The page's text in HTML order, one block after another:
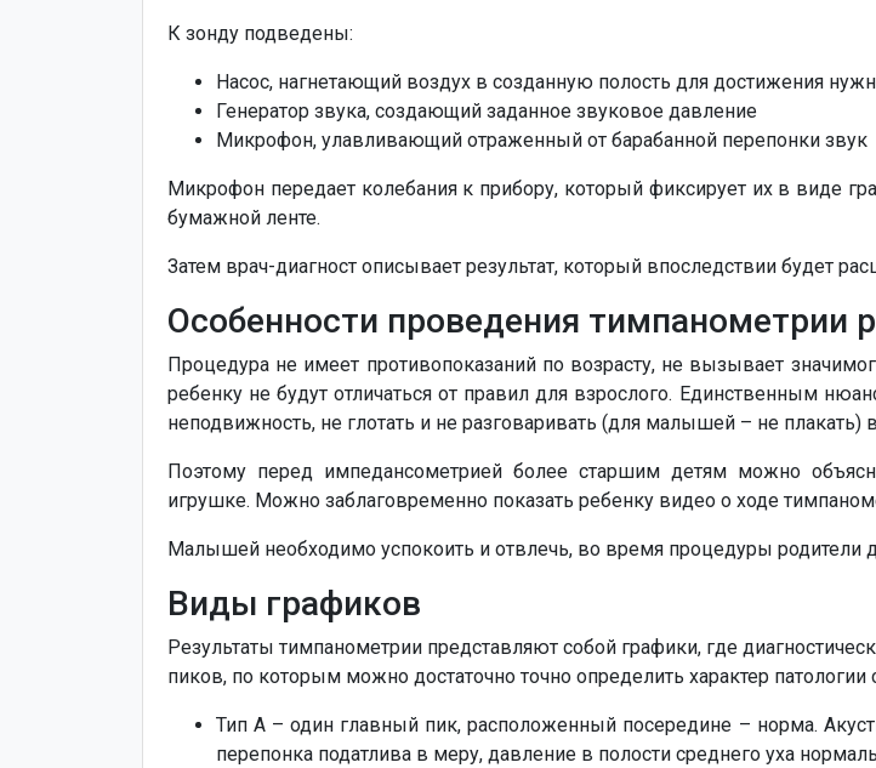
К зонду подведены:
Насос, нагнетающий воздух в созданную полость для достижения
Генератор звука, создающий заданное звуковое давление
Микрофон, улавливающий отраженный от барабанной перепонки звук
Микрофон передает колебания к прибору, который фиксирует их в виде
бумажной ленте.
Затем врач-диагност описывает результат, который впоследствии будет
Особенности проведения тимпанометрии
Процедура не имеет противопоказаний по возрасту, не вызывает
ребенку не будут отличаться от правил для взрослого. Единственным
неподвижность, не глотать и не разговаривать (для малышей – не
Поэтому перед импедансометрией более старшим детям можно
игрушке. Можно заблаговременно показать ребенку видео о ходе
Малышей необходимо успокоить и отвлечь, во время процедуры родители
Виды графиков
Результаты тимпанометрии представляют собой графики, где
пиков, по которым можно достаточно точно определить характер
Тип A – один главный пик, расположенный посередине – норма.
перепонка податлива в меру, давление в полости среднего уха